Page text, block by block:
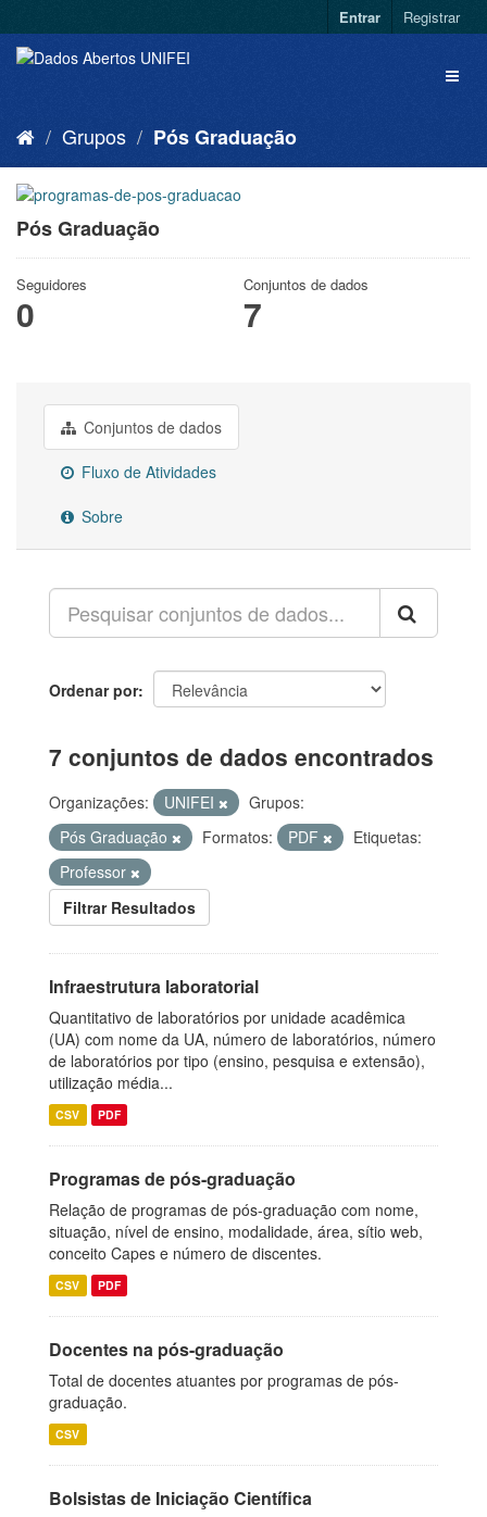
Entrar Registrar
Grupos Pós Graduação
Pós Graduação
Seguidores
0
Conjuntos de dados
7
Conjuntos de dados
Fluxo de Atividades
Sobre
Ordenar por
7 conjuntos de dados encontrados
Organizações: UNIFEI
Grupos:
Pós Graduação
Formatos: PDF
Etiquetas:
Professor
Filtrar Resultados
Infraestrutura laboratorial
Quantitativo de laboratórios por unidade acadêmica
(UA) com nome da UA, número de laboratórios, número
de laboratórios por tipo (ensino, pesquisa e extensão),
utilização média...
CSV PDF
Programas de pós-graduação
Relação de programas de pós-graduação com nome,
situação, nível de ensino, modalidade, área, sítio web,
conceito Capes e número de discentes.
CSV PDF
Docentes na pós-graduação
Total de docentes atuantes por programas de pós-
graduação.
CSV
Bolsistas de Iniciação Científica